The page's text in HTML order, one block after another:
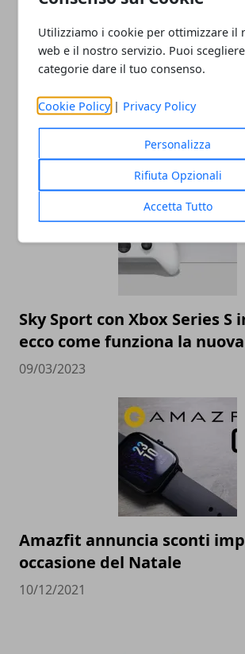
Utilizziamo i cookie per ottimizzare il
web e il nostro servizio. Puoi
categorie dare il tuo consenso.
Cookie Policy | Privacy Policy
Personalizza
Rifiuta Opzionali
Accetta Tutto
Sky Sport con Xbox Series S
ecco come funziona la
09/03/2023
Amazfit annuncia sconti
occasione del Natale
10/12/2021